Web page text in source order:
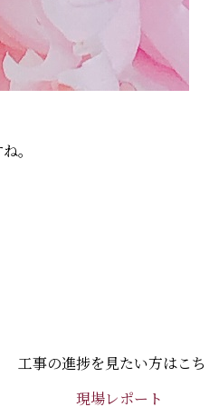
。
工事の進捗を見たい方はこ
現場レポート